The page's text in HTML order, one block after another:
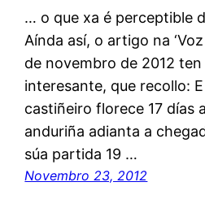
… o que xa é perceptible
Aínda así, o artigo na
de novembro de 2012
interesante, que recollo:
castiñeiro florece 17 días
anduriña adianta a
súa partida 19 …
Novembro 23, 2012